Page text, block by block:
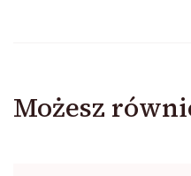
Możesz